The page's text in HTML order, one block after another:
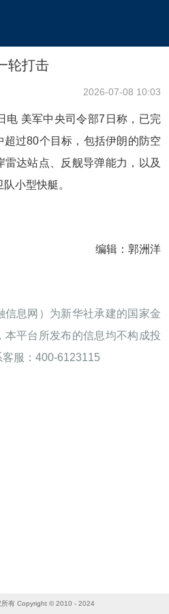
轮打击
2026-07-08 10:03
电 美军中央司令部7日称，已完
超过80个目标，包括伊朗的防空
达站点、反舰导弹能力，以及
小型快艇。
编辑：郭洲洋
信息网）为新华社承建的国家金
平台所发布的信息均不构成投
服：400-6123115
所有 Copyright © 2010 - 2024